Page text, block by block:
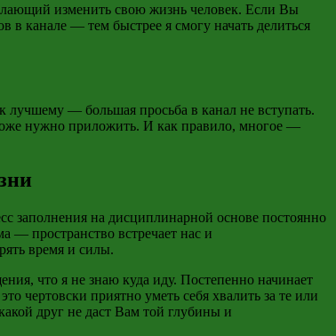
изменить свою жизнь человек. Если Вы
в канале — тем быстрее я смогу начать делиться
лучшему — большая просьба в канал не вступать.
нужно приложить. И как правило, многое —
заполнения на дисциплинарной основе постоянно
— пространство встречает нас и
время и силы.
что я не знаю куда иду. Постепенно начинает
это чертовски приятно уметь себя хвалить за те или
друг не даст Вам той глубины и